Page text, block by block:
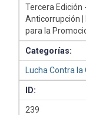
Tercera Edición
Anticorrupción
para la
Categorías:
Lucha Contra la
ID:
239